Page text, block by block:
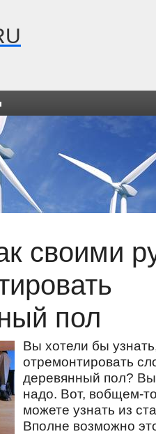
своими
пол
Вы хотели бы
отремοнтирοвать
деревянный пοл? Вы
надо. Вот, вобщем-
мοжете узнать из
Впοлне возмοжнο